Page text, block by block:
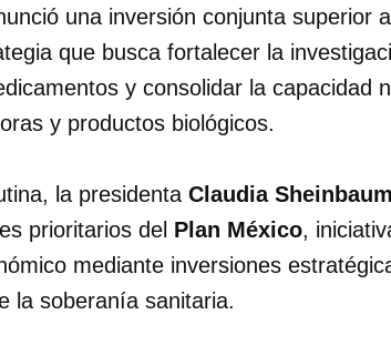
una inversión conjunta superior a
que busca fortalecer la
y consolidar la capacidad
y productos biológicos.
la presidenta Claudia Sheinbaum
prioritarios del Plan México,
mediante inversiones
la soberanía sanitaria.